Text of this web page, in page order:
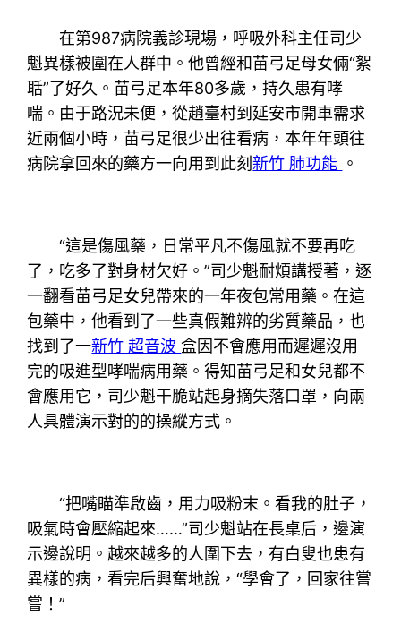
在第987病院義診現場，呼吸外科主任司少
魁異樣被圍在人群中。他曾經和苗弓足母女倆“絮
聒”了好久。苗弓足本年80多歲，持久患有哮
喘。由于路況未便，從趙臺村到延安市開車需求
近兩個小時，苗弓足很少出往看病，本年年頭往
病院拿回來的藥方一向用到此刻新竹 肺功能 。
“這是傷風藥，日常平凡不傷風就不要再吃
了，吃多了對身材欠好。”司少魁耐煩講授著，逐
一翻看苗弓足女兒帶來的一年夜包常用藥。在這
包藥中，他看到了一些真假難辨的劣質藥品，也
找到了一新竹 超音波盒因不會應用而遲遲沒用
完的吸進型哮喘病用藥。得知苗弓足和女兒都不
會應用它，司少魁干脆站起身摘失落口罩，向兩
人具體演示對的的操縱方式。
“把嘴瞄準啟齒，用力吸粉末。看我的肚子，
吸氣時會壓縮起來……”司少魁站在長桌后，邊演
示邊說明。越來越多的人圍下去，有白叟也患有
異樣的病，看完后興奮地說，“學會了，回家往嘗
嘗！”